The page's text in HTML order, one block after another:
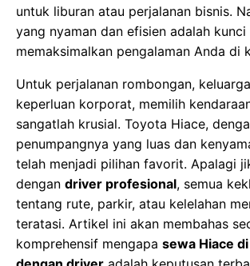
untuk liburan atau perjalanan bisnis.
yang nyaman dan efisien adalah kunci
memaksimalkan pengalaman Anda di
Untuk perjalanan rombongan,
keperluan korporat, memilih
sangatlah krusial. Toyota Hiace,
penumpangnya yang luas dan
telah menjadi pilihan favorit. Apalagi
dengan driver profesional, semua
tentang rute, parkir, atau kelelahan
teratasi. Artikel ini akan membahas
komprehensif mengapa sewa Hiace